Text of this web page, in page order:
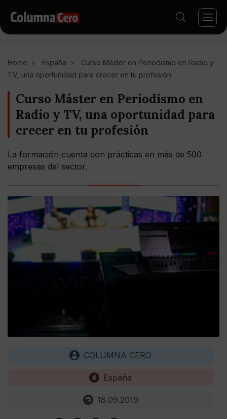
Home España
Curso Máster en Periodismo en Radio y
TV, una oportunidad para crecer en tu profesión
Curso Máster en Periodismo en
Radio y TV, una oportunidad para
crecer en tu profesión
La formación cuenta con prácticas en más de 500
empresas del sector.
COLUMNA CERO
España
18.09.2019